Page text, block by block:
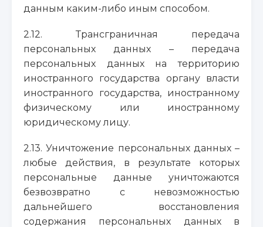
данным каким-либо иным способом.
2.12. Трансграничная передача
персональных данных – передача
персональных данных на территорию
иностранного государства органу власти
иностранного государства, иностранному
физическому или иностранному
юридическому лицу.
2.13. Уничтожение персональных данных –
любые действия, в результате которых
персональные данные уничтожаются
безвозвратно с невозможностью
дальнейшего восстановления
содержания персональных данных в